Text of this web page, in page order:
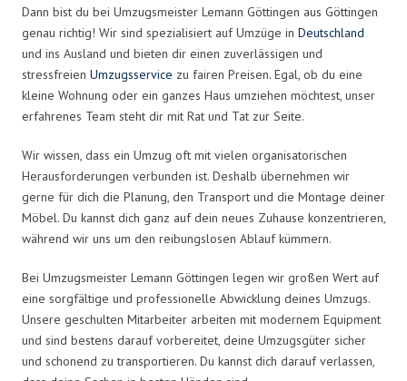
Dann bist du bei Umzugsmeister Lemann Göttingen aus Göttingen
genau richtig! Wir sind spezialisiert auf Umzüge in Deutschland
und ins Ausland und bieten dir einen zuverlässigen und
stressfreien Umzugsservice zu fairen Preisen. Egal, ob du eine
kleine Wohnung oder ein ganzes Haus umziehen möchtest, unser
erfahrenes Team steht dir mit Rat und Tat zur Seite.
Wir wissen, dass ein Umzug oft mit vielen organisatorischen
Herausforderungen verbunden ist. Deshalb übernehmen wir
gerne für dich die Planung, den Transport und die Montage deiner
Möbel. Du kannst dich ganz auf dein neues Zuhause konzentrieren,
während wir uns um den reibungslosen Ablauf kümmern.
Bei Umzugsmeister Lemann Göttingen legen wir großen Wert auf
eine sorgfältige und professionelle Abwicklung deines Umzugs.
Unsere geschulten Mitarbeiter arbeiten mit modernem Equipment
und sind bestens darauf vorbereitet, deine Umzugsgüter sicher
und schonend zu transportieren. Du kannst dich darauf verlassen,